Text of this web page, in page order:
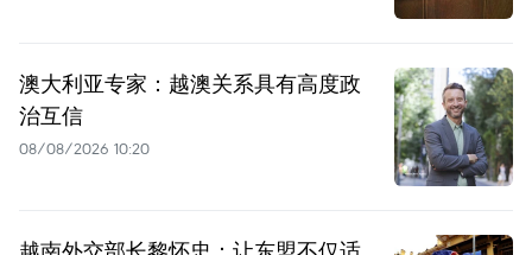
澳大利亚专家：越澳关系具有高度政
治互信
08/08/2026 10:20